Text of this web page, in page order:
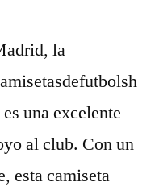
la
una excelente
al club. Con un
esta camiseta